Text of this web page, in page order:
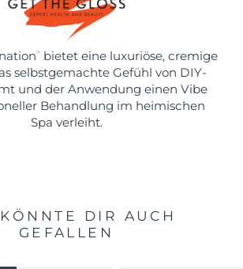
™
bietet eine luxuriöse, cremige
selbstgemachte Gefühl von DIY-
und der Anwendung einen Vibe
Behandlung im heimischen
Spa verleiht.
DIR AUCH
GEFALLEN